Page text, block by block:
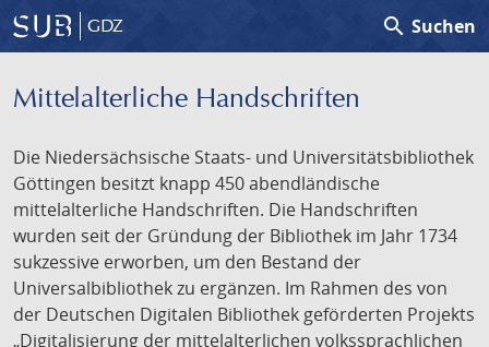
GDZ search Suchen
Mittelalterliche Handschriften
Die Niedersächsische Staats- und Universitätsbibliothek
Göttingen besitzt knapp 450 abendländische
mittelalterliche Handschriften. Die Handschriften
wurden seit der Gründung der Bibliothek im Jahr 1734
sukzessive erworben, um den Bestand der
Universalbibliothek zu ergänzen. Im Rahmen des von
der Deutschen Digitalen Bibliothek geförderten Projekts
„Digitalisierung der mittelalterlichen volkssprachlichen